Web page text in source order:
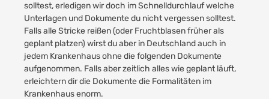
solltest, erledigen wir doch im Schnelldurchlauf welche
Unterlagen und Dokumente du nicht vergessen solltest.
Falls alle Stricke reißen (oder Fruchtblasen früher als
geplant platzen) wirst du aber in Deutschland auch in
jedem Krankenhaus ohne die folgenden Dokumente
aufgenommen. Falls aber zeitlich alles wie geplant läuft,
erleichtern dir die Dokumente die Formalitäten im
Krankenhaus enorm.